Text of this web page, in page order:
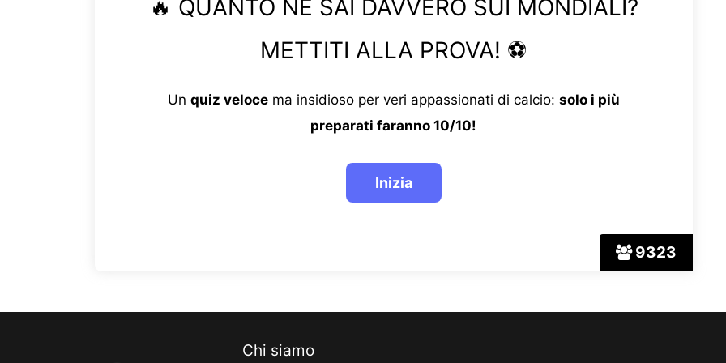
9323
🔥 QUANTO NE SAI DAVVERO SUI MONDIALI?
METTITI ALLA PROVA! ⚽
Un quiz velocema insidioso per veri appassionati di calcio: solo i più
preparati faranno 10/10!
Chi siamo